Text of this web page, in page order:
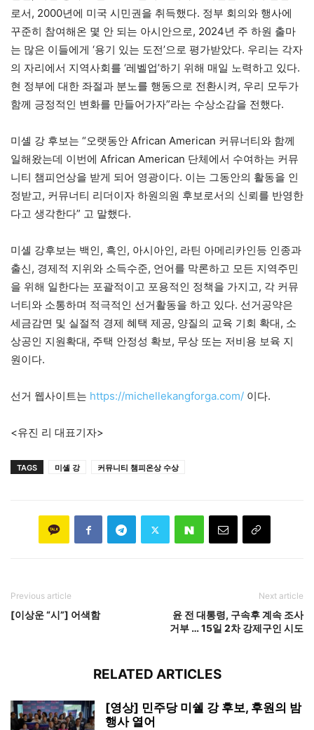
로서, 2000년에 미국 시민권을 취득했다. 정부 회의와 행사에
꾸준히 참여해온 몇 안 되는 아시안으로, 2024년 주 하원 출마
는 많은 이들에게 ‘용기 있는 도전’으로 평가받았다. 우리는 각자
의 자리에서 지역사회를 ‘레벨업’하기 위해 매일 노력하고 있다.
현 정부에 대한 좌절과 분노를 행동으로 전환시켜, 우리 모두가
함께 긍정적인 변화를 만들어가자”라는 수상소감을 전했다.
미셸 강 후보는 “오랫동안 African American 커뮤너티와 함께
일해왔는데 이번에 African American 단체에서 수여하는 커뮤
니티 챔피언상을 받게 되어 영광이다. 이는 그동안의 활동을 인
정받고, 커뮤너티 리더이자 하원의원 후보로서의 신뢰를 반영한
다고 생각한다” 고 말했다.
미셸 강후보는 백인, 흑인, 아시아인, 라틴 아메리카인등 인종과
출신, 경제적 지위와 소득수준, 언어를 막론하고 모든 지역주민
을 위해 일한다는 포괄적이고 포용적인 정책을 가지고, 각 커뮤
너티와 소통하며 적극적인 선거활동을 하고 있다. 선거공약은
세금감면 및 실절적 경제 혜택 제공, 양질의 교육 기회 확대, 소
상공인 지원확대, 주택 안정성 확보, 무상 또는 저비용 보육 지
원이다.
선거 웹사이트는 https://michellekangforga.com/ 이다.
<유진 리 대표기자>
TAGS 미셸 강 커뮤니티 챔피온상 수상
Previous article
[이상운 “시”] 어색함
Next article
윤 전 대통령, 구속후 계속 조사
거부 … 15일 2차 강제구인 시도
RELATED ARTICLES
[영상] 민주당 미쉘 강 후보, 후원의 밤
행사 열어